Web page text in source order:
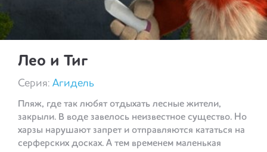
Лео и Тиг
Серия: Агидель
Пляж, где так любят отдыхать лесные жители,
закрыли. В воде завелось неизвестное существо. Но
харзы нарушают запрет и отправляются кататься на
серферских досках. А тем временем маленькая